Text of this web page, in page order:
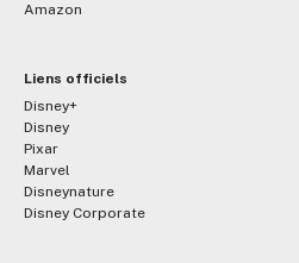
Amazon
Liens officiels
Disney+
Disney
Pixar
Marvel
Disneynature
Disney Corporate